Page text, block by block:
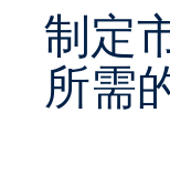
制定
所需